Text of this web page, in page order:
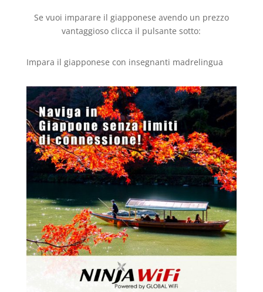
Se vuoi imparare il giapponese avendo un prezzo
vantaggioso clicca il pulsante sotto:
Impara il giapponese con insegnanti madrelingua